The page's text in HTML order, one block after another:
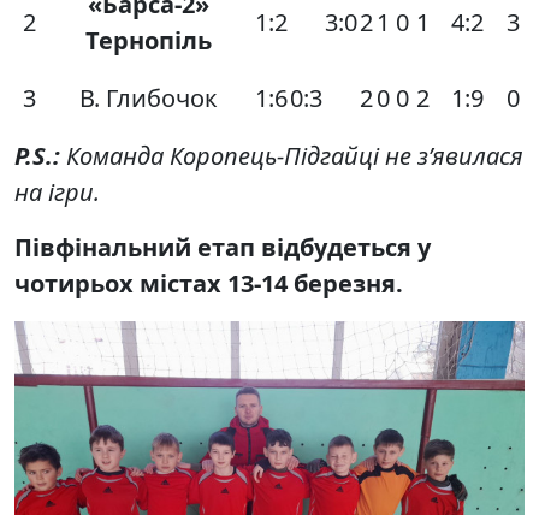
2
Тернопіль
1:2 3:021 0 1 4:2 3
3 В. Глибочок 1:60:3 20 0 2 1:9
0
P.S.: Команда Коропець-Підгайці не з’явилася
на ігри.
Півфінальний етап відбудеться у
чотирьох містах 13-14 березня.